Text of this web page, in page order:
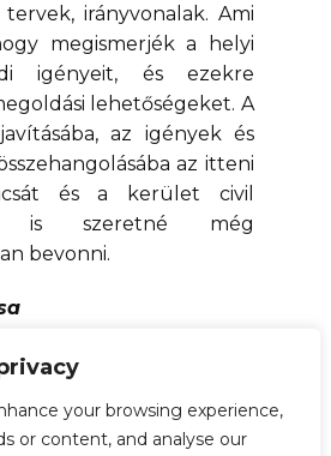
your browsing experience,
or content, and analyse our
irányvonalak. Ami
megismerjék a helyi
igényeit, és ezekre
lehetőségeket. A
az igények és
az itteni
és a kerület civil
is szeretné még
bevonni.